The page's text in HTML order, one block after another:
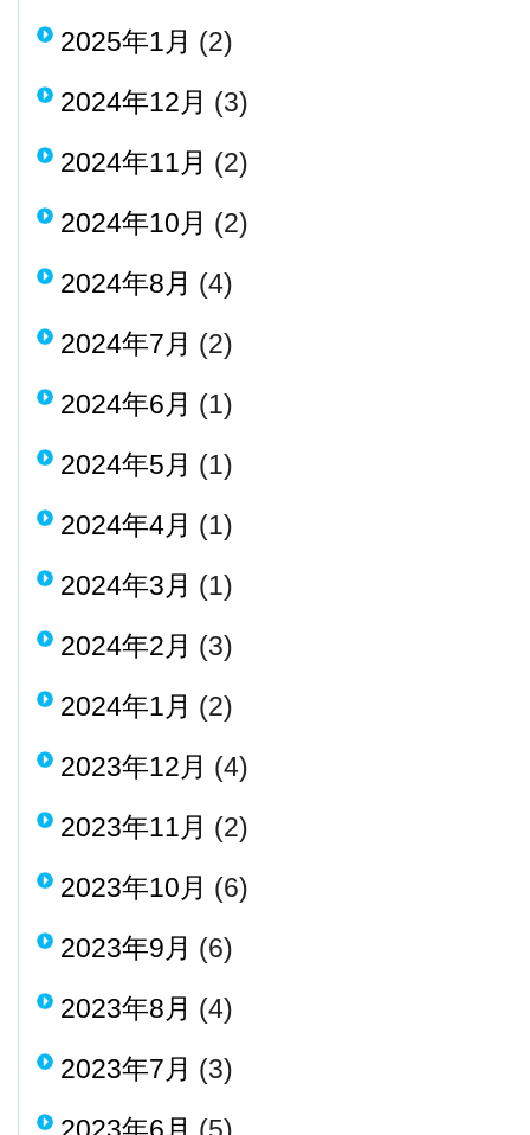
2025年1月 (2)
2024年12月 (3)
2024年11月 (2)
2024年10月 (2)
2024年8月 (4)
2024年7月 (2)
2024年6月 (1)
2024年5月 (1)
2024年4月 (1)
2024年3月 (1)
2024年2月 (3)
2024年1月 (2)
2023年12月 (4)
2023年11月 (2)
2023年10月 (6)
2023年9月 (6)
2023年8月 (4)
2023年7月 (3)